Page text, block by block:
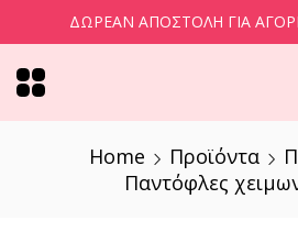
ΔΩΡΕΆΝ ΑΠΟΣΤΟΛΉ ΓΙΑ
Home Προϊόντα
Παντόφλες